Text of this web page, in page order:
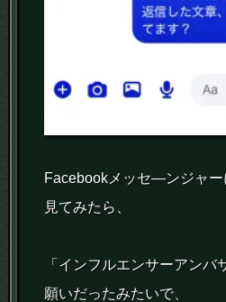
Facebookメッセ―ンジャ
見てみたら、
「インフルエンサーアンバ
願いだったみたいで、